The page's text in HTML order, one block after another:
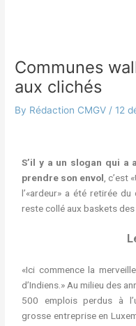
Communes
aux clichés
By Rédaction CMGV / 12
S’il y a un slogan qui a
prendre son envol , c’est
l’«ardeur» a été retirée
reste collé aux baskets
«Ici commence la
d’Indiens.» Au milieu des
500 emplois perdus à
grosse entreprise en